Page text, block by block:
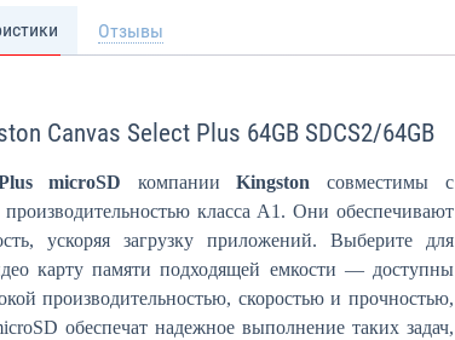
Отзывы
Canvas Select Plus 64GB SDCS2/64GB
microSD компанииKingston совместимы с
класса A1. Они обеспечивают
ускоряя загрузку приложений. Выберите для
карту памяти подходящей емкости — доступны
производительностью, скоростью и прочностью,
обеспечат надежное выполнение таких задач,